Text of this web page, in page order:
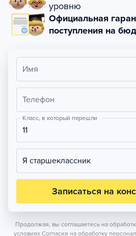
уровню
Официальная
поступления на
Имя
Телефон
Класс, в который перешли
11
Я старшеклассник
Записаться на
Продолжая, вы соглашаетесь на
условиях Согласия на обработку